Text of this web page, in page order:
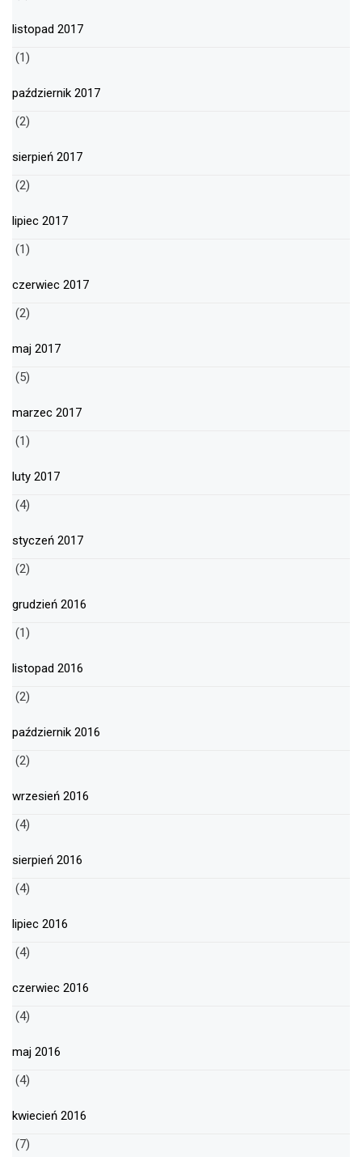
listopad 2017
(1)
październik 2017
(2)
sierpień 2017
(2)
lipiec 2017
(1)
czerwiec 2017
(2)
maj 2017
(5)
marzec 2017
(1)
luty 2017
(4)
styczeń 2017
(2)
grudzień 2016
(1)
listopad 2016
(2)
październik 2016
(2)
wrzesień 2016
(4)
sierpień 2016
(4)
lipiec 2016
(4)
czerwiec 2016
(4)
maj 2016
(4)
kwiecień 2016
(7)